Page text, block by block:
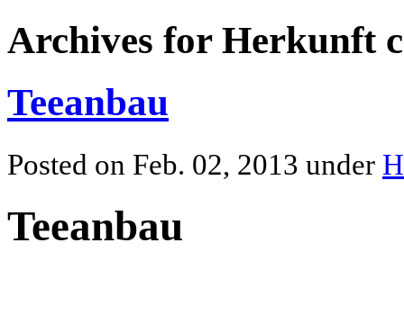
Archives for Herkunft
Teeanbau
Posted on Feb. 02, 2013 under
Teeanbau